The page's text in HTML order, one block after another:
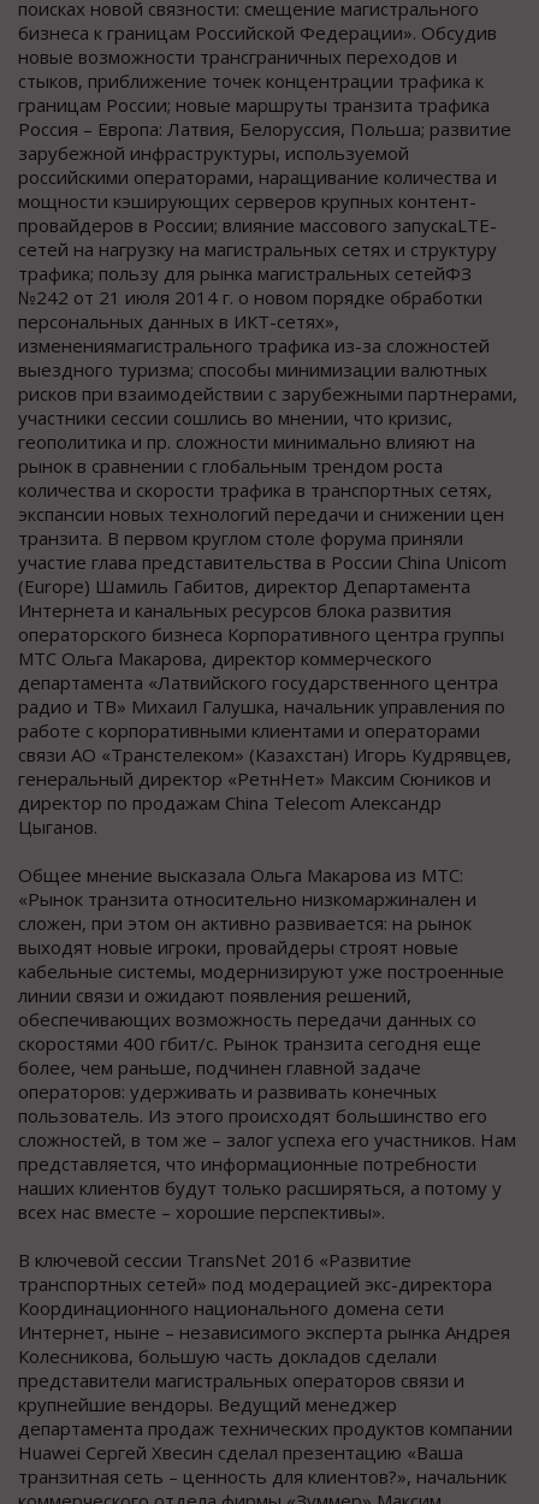
поисках новой связности: смещение магистрального
бизнеса к границам Российской Федерации». Обсудив
новые возможности трансграничных переходов и
стыков, приближение точек концентрации трафика к
границам России; новые маршруты транзита трафика
Россия – Европа: Латвия, Белоруссия, Польша; развитие
зарубежной инфраструктуры, используемой
российскими операторами, наращивание количества и
мощности кэширующих серверов крупных контент-
провайдеров в России; влияние массового запускаLTE-
сетей на нагрузку на магистральных сетях и структуру
трафика; пользу для рынка магистральных сетейФЗ
№242 от 21 июля 2014 г. о новом порядке обработки
персональных данных в ИКТ-сетях»,
изменениямагистрального трафика из-за сложностей
выездного туризма; способы минимизации валютных
рисков при взаимодействии с зарубежными партнерами,
участники сессии сошлись во мнении, что кризис,
геополитика и пр. сложности минимально влияют на
рынок в сравнении с глобальным трендом роста
количества и скорости трафика в транспортных сетях,
экспансии новых технологий передачи и снижении цен
транзита. В первом круглом столе форума приняли
участие глава представительства в России China Unicom
(Europe) Шамиль Габитов, директор Департамента
Интернета и канальных ресурсов блока развития
операторского бизнеса Корпоративного центра группы
МТС Ольга Макарова, директор коммерческого
департамента «Латвийского государственного центра
радио и ТВ» Михаил Галушка, начальник управления по
работе с корпоративными клиентами и операторами
связи АО «Транстелеком» (Казахстан) Игорь Кудрявцев,
генеральный директор «РетнНет» Максим Сюников и
директор по продажам China Telecom Александр
Цыганов.
Общее мнение высказала Ольга Макарова из МТС:
«Рынок транзита относительно низкомаржинален и
сложен, при этом он активно развивается: на рынок
выходят новые игроки, провайдеры строят новые
кабельные системы, модернизируют уже построенные
линии связи и ожидают появления решений,
обеспечивающих возможность передачи данных со
скоростями 400 гбит/c. Рынок транзита сегодня еще
более, чем раньше, подчинен главной задаче
операторов: удерживать и развивать конечных
пользователь. Из этого происходят большинство его
сложностей, в том же – залог успеха его участников. Нам
представляется, что информационные потребности
наших клиентов будут только расширяться, а потому у
всех нас вместе – хорошие перспективы».
В ключевой сессии TransNet 2016 «Развитие
транспортных сетей» под модерацией экс-директора
Координационного национального домена сети
Интернет, ныне – независимого эксперта рынка Андрея
Колесникова, большую часть докладов сделали
представители магистральных операторов связи и
крупнейшие вендоры. Ведущий менеджер
департамента продаж технических продуктов компании
Huawei Сергей Хвесин сделал презентацию «Ваша
транзитная сеть – ценность для клиентов?», начальник